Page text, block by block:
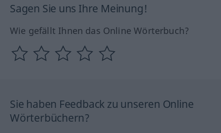
Sagen Sie uns Ihre Meinung!
Wie gefällt Ihnen das Online Wörterbuch?
Sie haben Feedback zu unseren Online
Wörterbüchern?